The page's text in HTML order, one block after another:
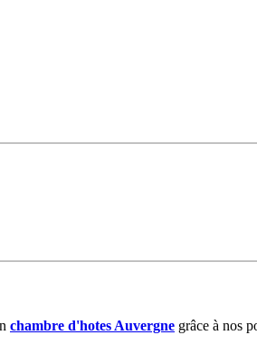
chambre d'hotes Auvergne grâce à nos